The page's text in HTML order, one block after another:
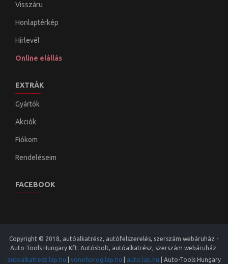
Visszáru
Honlaptérkép
Hírlevél
Online elállás
EXTRÁK
Gyártók
Akciók
Fiókom
Rendeléseim
FACEBOOK
Copyright © 2018, autóalkatrész, autófelszerelés, szerszám webáruház -
Auto-Tools Hungary Kft. Autósbolt, autóalkatrész, szerszám webáruház.
autoalkatresz.lap.hu
vonohorog.lap.hu auto.lap.hu Auto-Tools Hungary